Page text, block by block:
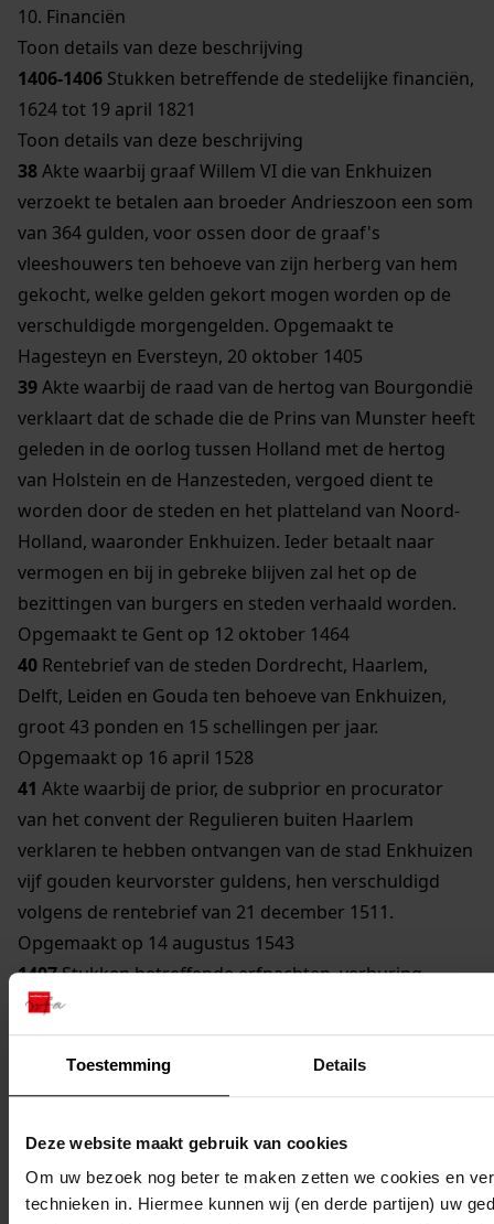
Toestemming Details
Deze website maakt gebruik van cookies
Om uw bezoek nog beter te maken zetten we cookies en
technieken in. Hiermee kunnen wij (en derde partijen) uw
10. Financiën
Toon details van deze beschrijving
1406-1406 Stukken betreffende de stedelijke financiën,
1624 tot 19 april 1821
Toon details van deze beschrijving
38Akte waarbij graaf Willem VI die van Enkhuizen
verzoekt te betalen aan broeder Andrieszoon een som
van 364 gulden, voor ossen door de graaf's
vleeshouwers ten behoeve van zijn herberg van hem
gekocht, welke gelden gekort mogen worden op de
verschuldigde morgengelden. Opgemaakt te
Hagesteyn en Eversteyn, 20 oktober 1405
39Akte waarbij de raad van de hertog van Bourgondië
verklaart dat de schade die de Prins van Munster heeft
geleden in de oorlog tussen Holland met de hertog
van Holstein en de Hanzesteden, vergoed dient te
worden door de steden en het platteland van Noord-
Holland, waaronder Enkhuizen. Ieder betaalt naar
vermogen en bij in gebreke blijven zal het op de
bezittingen van burgers en steden verhaald worden.
Opgemaakt te Gent op 12 oktober 1464
40 Rentebrief van de steden Dordrecht, Haarlem,
Delft, Leiden en Gouda ten behoeve van Enkhuizen,
groot 43 ponden en 15 schellingen per jaar.
Opgemaakt op 16 april 1528
41 Akte waarbij de prior, de subprior en procurator
van het convent der Regulieren buiten Haarlem
verklaren te hebben ontvangen van de stad Enkhuizen
vijf gouden keurvorster guldens, hen verschuldigd
volgens de rentebrief van 21 december 1511.
Opgemaakt op 14 augustus 1543
1407Stukken betreffende erfpachten, verhuring,
verpachting en verkoop van stedelijke eigendommen,
1545 tot 15 juli 1828
Akte waarbij de graaf van Bossu bekent op last van
de hertog van Alva te hebben ontvangen van Martin
900Ordonnanties van stadsverpachtingen van